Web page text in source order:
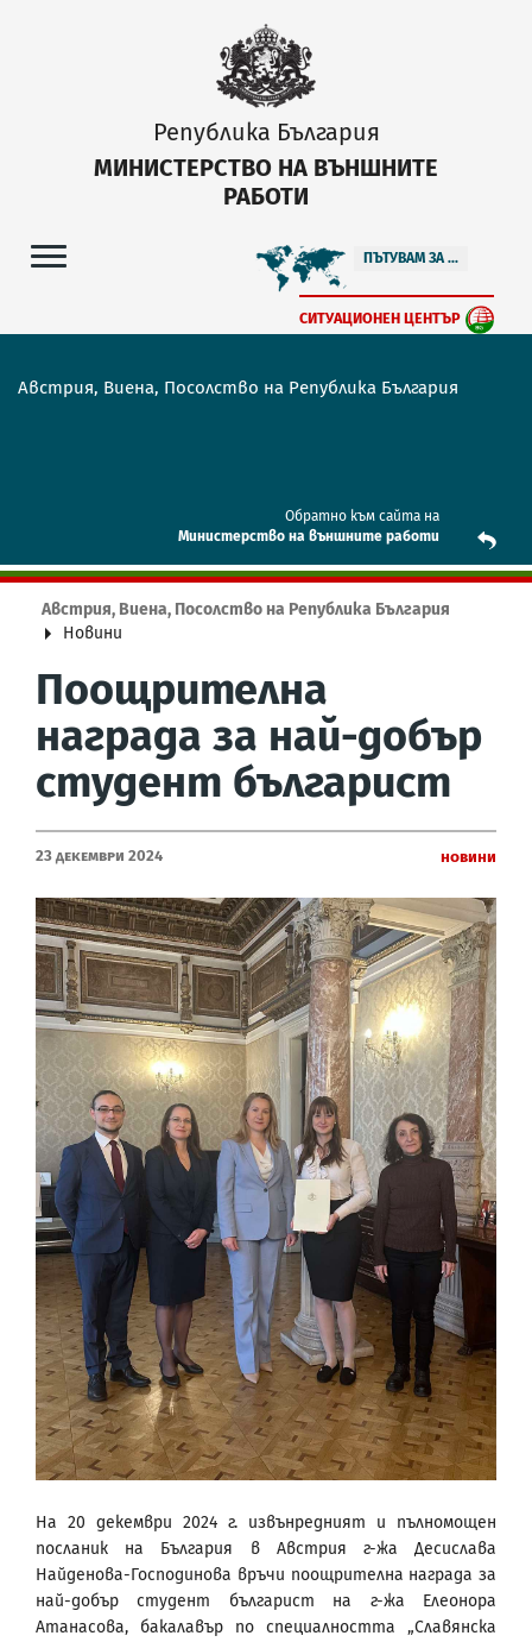
Република България
МИНИСТЕРСТВО НА ВЪНШНИТЕ
РАБОТИ
ПЪТУВАМ ЗА ...
СИТУАЦИОНЕН ЦЕНТЪР
Австрия, Виена, Посолство на Република България
Обратно към сайта на
Mинистерство на външните работи
Австрия, Виена, Посолство на Република България
Новини
Поощрителна
награда за най-добър
студент българист
23 Декември 2024 Новини
На 20 декември 2024 г. извънредният и пълномощен
посланик на България в Австрия г-жа Десислава
Найденова-Господинова връчи поощрителна награда за
най-добър студент българист на г-жа Елеонора
Атанасова, бакалавър по специалността „Славянска